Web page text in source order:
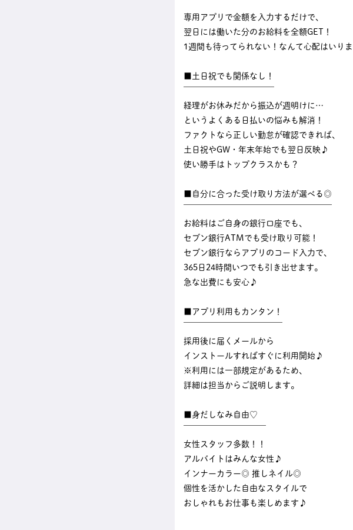
専用アプリで金額を入力するだけで、
翌日には働いた分のお給料を全額GET！
1週間も待ってられない！なんて心配はいり
■土日祝でも関係なし！
経理がお休みだから振込が週明けに…
というよくある日払いの悩みも解消！
ファクトなら正しい勤怠が確認できれば、
土日祝やGW・年末年始でも翌日反映♪
使い勝手はトップクラスかも？
■自分に合った受け取り方法が選べる◎
お給料はご自身の銀行口座でも、
セブン銀行ATMでも受け取り可能！
セブン銀行ならアプリのコード入力で、
365日24時間いつでも引き出せます。
急な出費にも安心♪
■アプリ利用もカンタン！
採用後に届くメールから
インストールすればすぐに利用開始♪
※利用には一部規定があるため、
詳細は担当からご説明します。
■身だしなみ自由♡
女性スタッフ多数！！
アルバイトはみんな女性♪
インナーカラー◎ 推しネイル◎
個性を活かした自由なスタイルで
おしゃれもお仕事も楽しめます♪